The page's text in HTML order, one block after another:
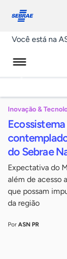
conosco
Você está na
Inovação &
do Sebrae
Expectativa do
além de acesso
que possam
da região
Por ASN PR